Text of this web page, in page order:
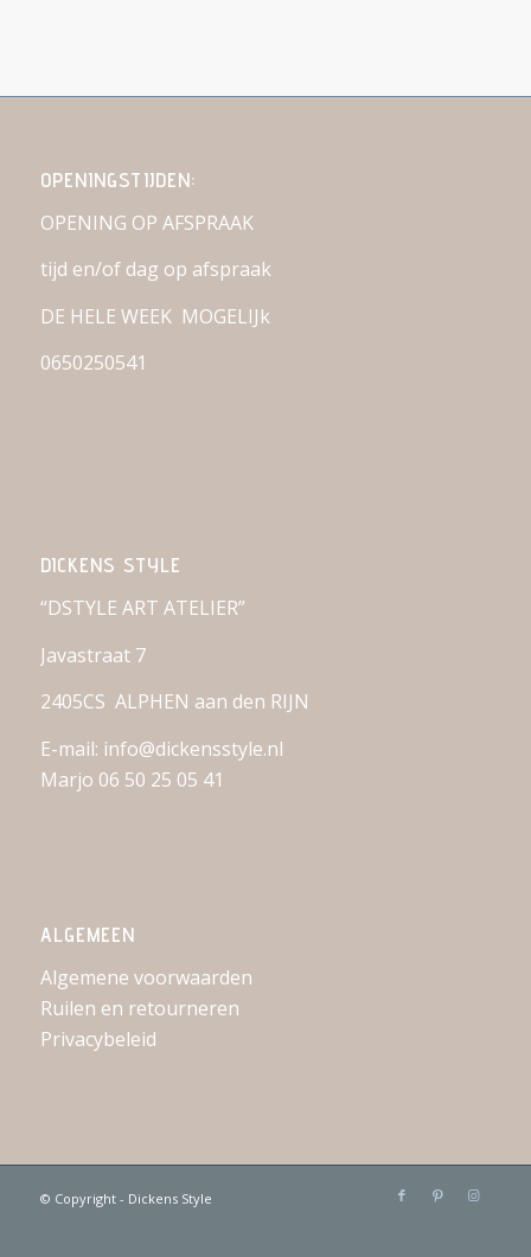
OPENINGSTIJDEN:
OPENING OP AFSPRAAK
tijd en/of dag op afspraak
DE HELE WEEK MOGELIJk
0650250541
DICKENS STYLE
“DSTYLE ART ATELIER”
Javastraat 7
2405CS ALPHEN aan den RIJN
E-mail: info@dickensstyle.nl
Marjo 06 50 25 05 41
ALGEMEEN
Algemene voorwaarden
Ruilen en retourneren
Privacybeleid
© Copyright - Dickens Style